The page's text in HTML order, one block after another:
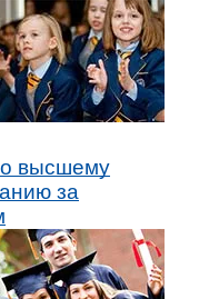
высшему
за